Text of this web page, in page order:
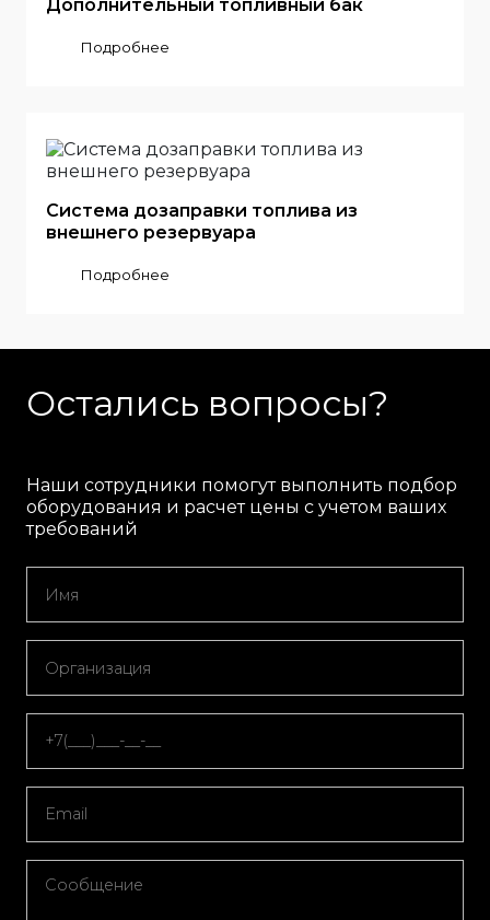
Дополнительный топливный бак
Подробнее
Система дозаправки топлива из
внешнего резервуара
Подробнее
Остались вопросы?
Наши сотрудники помогут выполнить подбор
оборудования и расчет цены с учетом ваших
требований